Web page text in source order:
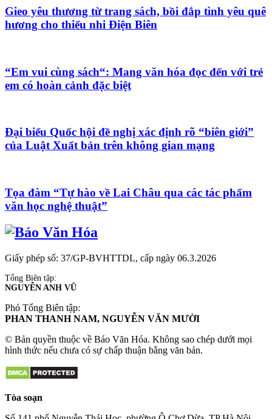
Gieo yêu thương từ trang sách, bồi đắp tình yêu quê
hương cho thiếu nhi Điện Biên
“Em vui cùng sách“: Mang văn hóa đọc đến với trẻ
em có hoàn cảnh đặc biệt
Đại biểu Quốc hội đề nghị xác định rõ “biên giới”
của Luật Xuất bản trên không gian mạng
Tọa đàm “Tự hào về Lai Châu qua các tác phẩm
văn học nghệ thuật”
Giấy phép số: 37/GP-BVHTTDL, cấp ngày 06.3.2026
Tổng Biên tập:
NGUYỄN ANH VŨ
Phó Tổng Biên tập:
PHAN THANH NAM, NGUYỄN VĂN MƯỜI
© Bản quyền thuộc về Báo Văn Hóa. Không sao chép dưới mọi
hình thức nếu chưa có sự chấp thuận bằng văn bản.
Tòa soạn